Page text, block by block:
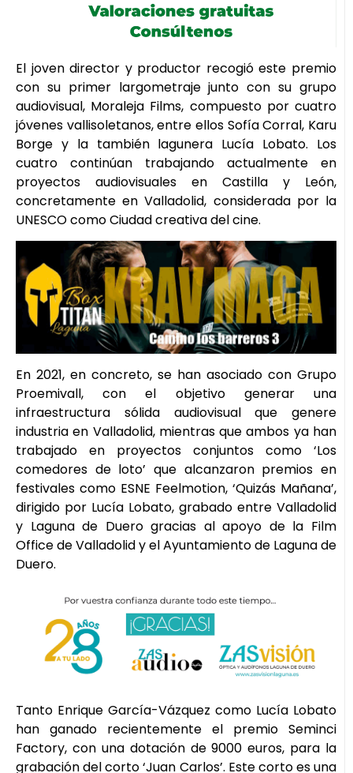
El joven director y productor recogió este premio
con su primer largometraje junto con su grupo
audiovisual, Moraleja Films, compuesto por cuatro
jóvenes vallisoletanos, entre ellos Sofía Corral, Karu
Borge y la también lagunera Lucía Lobato. Los
cuatro continúan trabajando actualmente en
proyectos audiovisuales en Castilla y León,
concretamente en Valladolid, considerada por la
UNESCO como Ciudad creativa del cine.
En 2021, en concreto, se han asociado con Grupo
Proemivall, con el objetivo generar una
infraestructura sólida audiovisual que genere
industria en Valladolid, mientras que ambos ya han
trabajado en proyectos conjuntos como ‘Los
comedores de loto’ que alcanzaron premios en
festivales como ESNE Feelmotion, ‘Quizás Mañana’,
dirigido por Lucía Lobato, grabado entre Valladolid
y Laguna de Duero gracias al apoyo de la Film
Office de Valladolid y el Ayuntamiento de Laguna de
Duero.
Tanto Enrique García-Vázquez como Lucía Lobato
han ganado recientemente el premio Seminci
Factory, con una dotación de 9000 euros, para la
grabación del corto ‘Juan Carlos’. Este corto es una